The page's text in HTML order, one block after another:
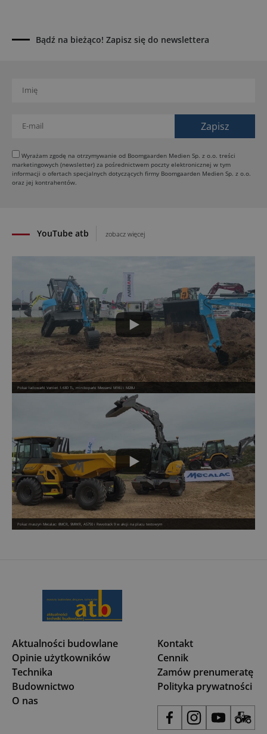
drogowych
31.07.2026
budowach
Dynapac Z.ERA: elektryczne maszyny i mniej emisji
29.07.2026
HIMOINSA na IRE Maastricht: mobilna energia dla
YouTube atb zobacz więcej
Pokaz ładowarki Venieri 1.63D TL, minikoparki Messersi M16U i M28U
Pokaz maszyn Mecalac: 8MCR, 9MWR, AS750 i Revotrack 9 w akcji na placu testowym
Bądź na bieżąco! Zapisz się do newslettera
Wyrażam zgodę na otrzymywanie od Boomgaarden Medien Sp. z o.o. treści
marketingowych (newsletter) za pośrednictwem poczty elektronicznej w tym
informacji o ofertach specjalnych dotyczących firmy Boomgaarden Medien Sp. z o.o.
oraz jej kontrahentów.
Aktualności budowlane
Opinie użytkowników
Technika
Budownictwo
O nas
Kontakt
Cennik
Zamów prenumeratę
Polityka prywatności